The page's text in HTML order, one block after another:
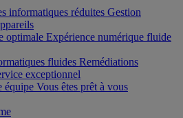
informatiques réduites Gestion
optimale Expérience numérique fluide
fluides Remédiations
exceptionnel
équipe Vous êtes prêt à vous